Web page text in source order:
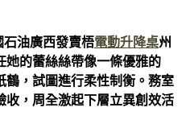
石油廣西發賣梧電動升降桌州
她的蕾絲絲帶像一條優雅的
，試圖進行柔性制衡。務室
，周全激起下層立異創效活